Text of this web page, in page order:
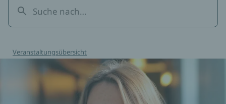
Veranstaltungsübersicht